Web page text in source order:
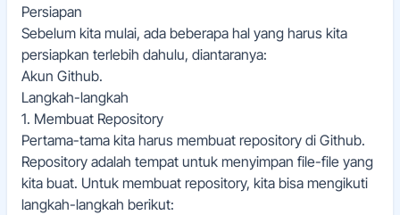
Persiapan
Sebelum kita mulai, ada beberapa hal yang harus kita
persiapkan terlebih dahulu, diantaranya:
Akun Github.
Langkah-langkah
1. Membuat Repository
Pertama-tama kita harus membuat repository di Github.
Repository adalah tempat untuk menyimpan file-file yang
kita buat. Untuk membuat repository, kita bisa mengikuti
langkah-langkah berikut: